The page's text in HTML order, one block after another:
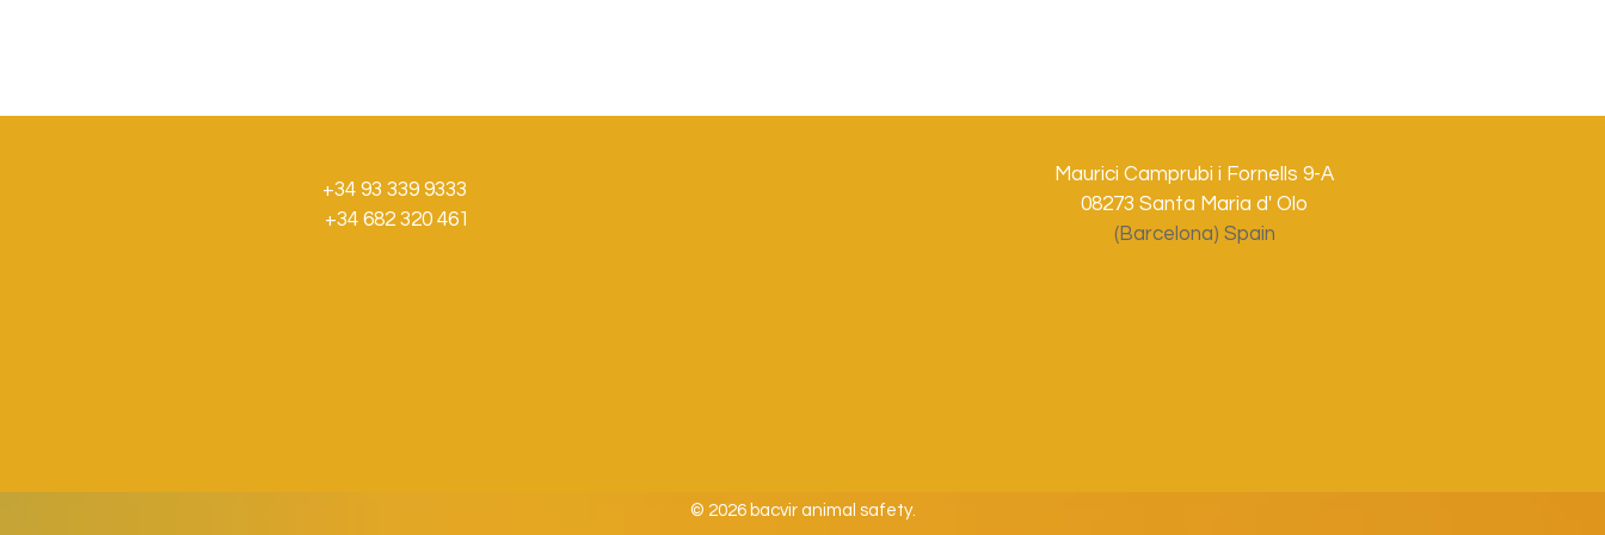
+34 93 339 9333
+34 682 320 461
Maurici Camprubi i Fornells 9-A
08273 Santa Maria d' Olo
(Barcelona) Spain
© 2026 bacvir animal safety.